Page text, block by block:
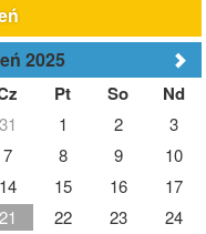
2025
Pt So Nd
31 1 2
3
7 8 9
10
14 15 16
17
21 22 23
24